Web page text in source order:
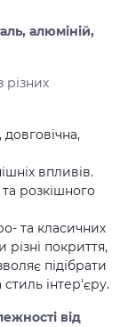
алюміній,
різних
довговічна,
впливів.
розкішного
та класичних
покриття,
підібрати
інтер'єру.
від